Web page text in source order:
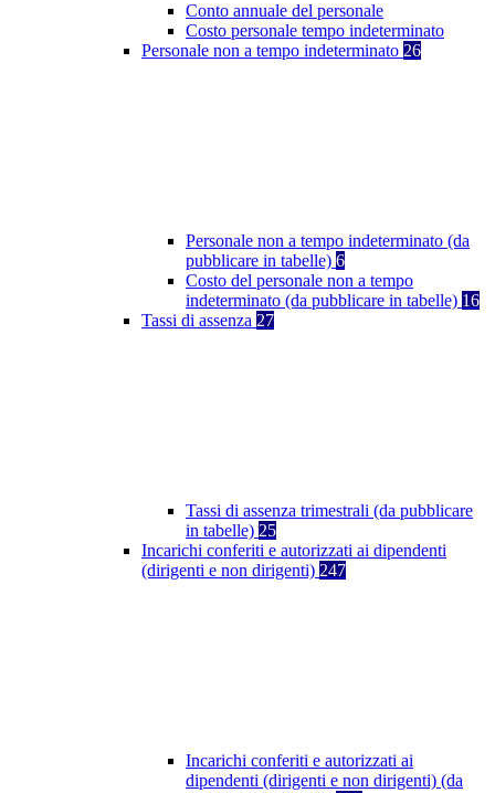
Conto annuale del personale
Costo personale tempo indeterminato
Personale non a tempo indeterminato 26
Personale non a tempo indeterminato (da
pubblicare in tabelle) 6
Costo del personale non a tempo
indeterminato (da pubblicare in tabelle) 16
Tassi di assenza 27
Tassi di assenza trimestrali (da pubblicare
in tabelle) 25
Incarichi conferiti e autorizzati ai dipendenti
(dirigenti e non dirigenti) 247
Incarichi conferiti e autorizzati ai
dipendenti (dirigenti e non dirigenti) (da